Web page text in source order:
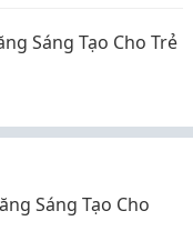
Sáng Tạo Cho Trẻ
Sáng Tạo Cho